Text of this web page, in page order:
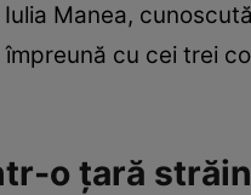
Manea,
cu cei trei
o țară